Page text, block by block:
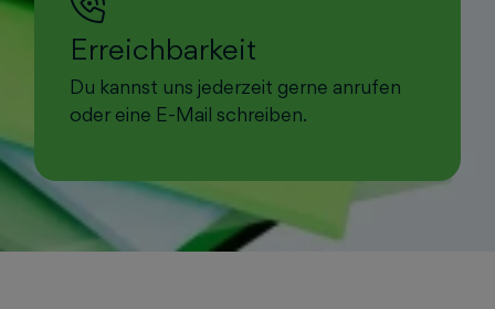
Erreichbarkeit
Du kannst uns jederzeit gerne anrufen
oder eine E-Mail schreiben.